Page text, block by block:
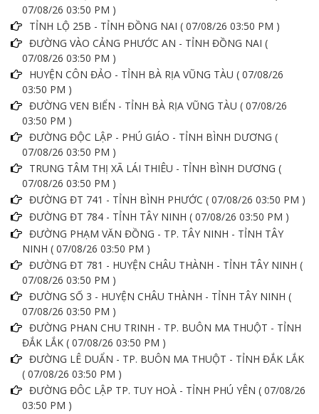
07/08/26 03:50 PM )
TỈNH LỘ 25B - TỈNH ĐỒNG NAI ( 07/08/26 03:50 PM )
ĐƯỜNG VÀO CẢNG PHƯỚC AN - TỈNH ĐỒNG NAI (
07/08/26 03:50 PM )
HUYỆN CÔN ĐẢO - TỈNH BÀ RỊA VŨNG TÀU ( 07/08/26
03:50 PM )
ĐƯỜNG VEN BIỂN - TỈNH BÀ RỊA VŨNG TÀU ( 07/08/26
03:50 PM )
ĐƯỜNG ĐỘC LẬP - PHÚ GIÁO - TỈNH BÌNH DƯƠNG (
07/08/26 03:50 PM )
TRUNG TÂM THỊ XÃ LÁI THIÊU - TỈNH BÌNH DƯƠNG (
07/08/26 03:50 PM )
ĐƯỜNG ĐT 741 - TỈNH BÌNH PHƯỚC ( 07/08/26 03:50 PM )
ĐƯỜNG ĐT 784 - TỈNH TÂY NINH ( 07/08/26 03:50 PM )
ĐƯỜNG PHẠM VĂN ĐỒNG - TP. TÂY NINH - TỈNH TÂY
NINH ( 07/08/26 03:50 PM )
ĐƯỜNG ĐT 781 - HUYỆN CHÂU THÀNH - TỈNH TÂY NINH (
07/08/26 03:50 PM )
ĐƯỜNG SỐ 3 - HUYỆN CHÂU THÀNH - TỈNH TÂY NINH (
07/08/26 03:50 PM )
ĐƯỜNG PHAN CHU TRINH - TP. BUÔN MA THUỘT - TỈNH
ĐẮK LẮK ( 07/08/26 03:50 PM )
ĐƯỜNG LÊ DUẨN - TP. BUÔN MA THUỘT - TỈNH ĐẮK LẮK
( 07/08/26 03:50 PM )
ĐƯỜNG ĐÔC LẬP TP. TUY HOÀ - TỈNH PHÚ YÊN ( 07/08/26
03:50 PM )